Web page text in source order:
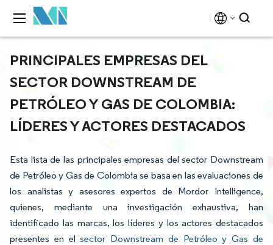
PRINCIPALES EMPRESAS DEL
SECTOR DOWNSTREAM DE
PETRÓLEO Y GAS DE COLOMBIA:
LÍDERES Y ACTORES DESTACADOS
Esta lista de las principales empresas del sector Downstream
de Petróleo y Gas de Colombia se basa en las evaluaciones de
los analistas y asesores expertos de Mordor Intelligence,
quienes, mediante una investigación exhaustiva, han
identificado las marcas, los líderes y los actores destacados
presentes en elsector Downstream de Petróleo y Gas de